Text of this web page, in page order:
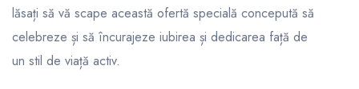
lăsați să vă scape această ofertă specială concepută să
celebreze și să încurajeze iubirea și dedicarea față de
un stil de viață activ.